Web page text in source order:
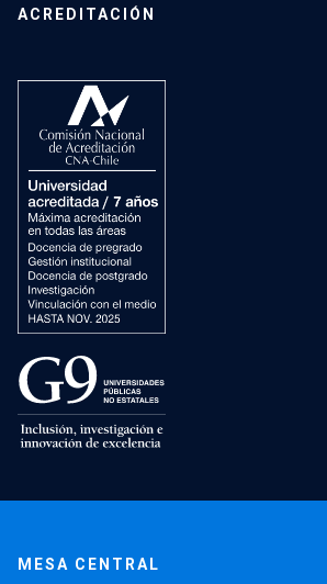
ACREDITACIÓN
MESA CENTRAL